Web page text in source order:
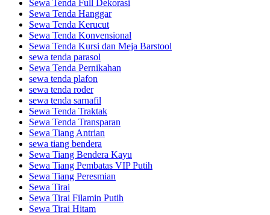
Sewa Tenda Full Dekorasi
Sewa Tenda Hanggar
Sewa Tenda Kerucut
Sewa Tenda Konvensional
Sewa Tenda Kursi dan Meja Barstool
sewa tenda parasol
Sewa Tenda Pernikahan
sewa tenda plafon
sewa tenda roder
sewa tenda sarnafil
Sewa Tenda Traktak
Sewa Tenda Transparan
Sewa Tiang Antrian
sewa tiang bendera
Sewa Tiang Bendera Kayu
Sewa Tiang Pembatas VIP Putih
Sewa Tiang Peresmian
Sewa Tirai
Sewa Tirai Filamin Putih
Sewa Tirai Hitam